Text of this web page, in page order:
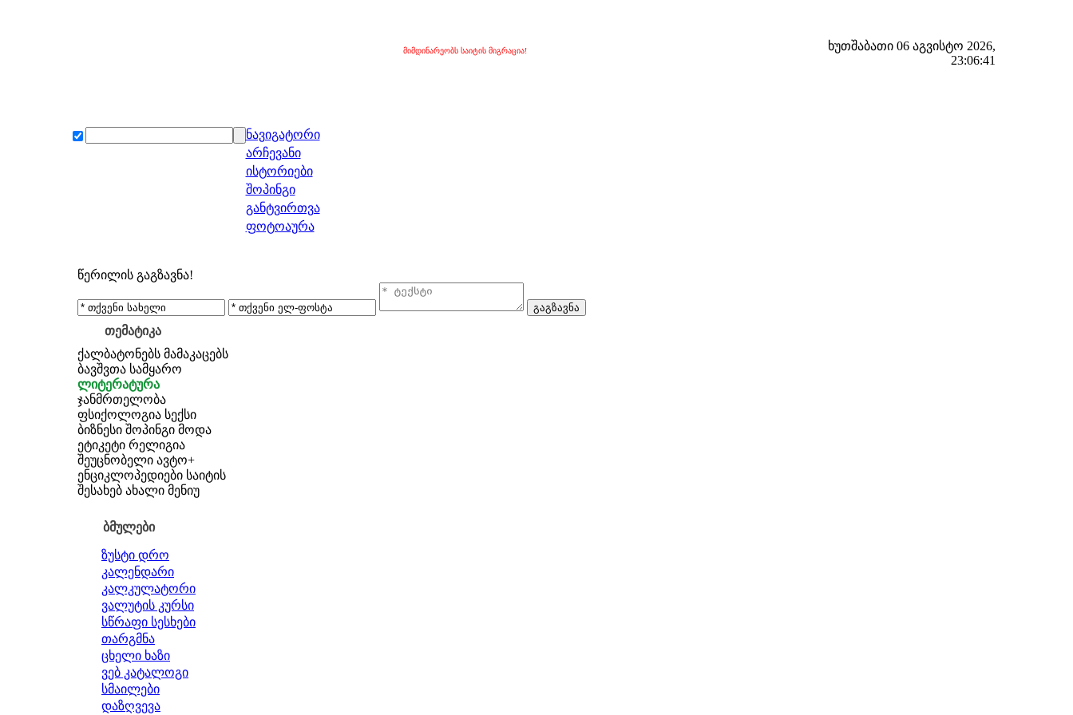
მიმდინარეობს საიტის მიგრაცია!
ხუთშაბათი 06 აგვისტო 2026,
23:06:41
ნავიგატორი
არჩევანი
ისტორიები
შოპინგი
განტვირთვა
ფოტოაურა
წერილის გაგზავნა!
თემატიკა
ქალბატონებს მამაკაცებს
ბავშვთა სამყარო
ლიტერატურა
ჯანმრთელობა
ფსიქოლოგია სექსი
ბიზნესი შოპინგი მოდა
ეტიკეტი რელიგია
შეუცნობელი ავტო+
ენციკლოპედიები საიტის
შესახებ ახალი მენიუ
ბმულები
ზუსტი დრო
კალენდარი
კალკულატორი
ვალუტის კურსი
სწრაფი სესხები
თარგმნა
ცხელი ხაზი
ვებ კატალოგი
სმაილები
დაზღვევა